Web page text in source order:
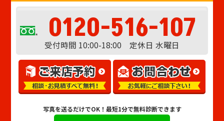
0120-516-107
受付時間 10:00-18:00 定休日 水曜日
写真を送るだけでOK！ 最短1分で無料診断できます